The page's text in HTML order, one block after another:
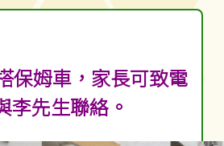
保姆車，家長可致電
李先生聯絡。